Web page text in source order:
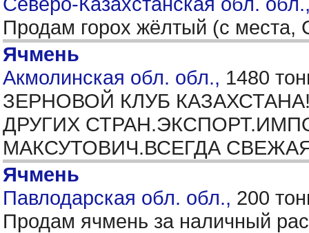
Продам горох жёлтый (с
Ячмень
Акмолинская обл. обл., 1480
ЗЕРНОВОЙ КЛУБ
ДРУГИХ
МАКСУТОВИЧ.ВСЕГДА
Ячмень
Павлодарская обл. обл., 200
Продам ячмень за наличный